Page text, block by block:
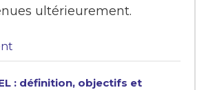
ultérieurement.
: définition, objectifs et